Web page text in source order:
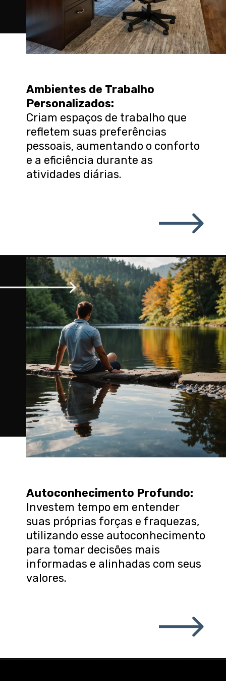
Ambientes de Trabalho
Personalizados:
Criam espaços de trabalho que
refletem suas preferências
pessoais, aumentando o conforto
e a eficiência durante as
atividades diárias.
Autoconhecimento Profundo:
Investem tempo em entender
suas próprias forças e fraquezas,
utilizando esse autoconhecimento
para tomar decisões mais
informadas e alinhadas com seus
valores.